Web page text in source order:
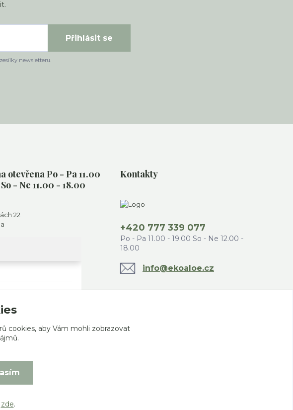
Přihlásit se
newsletteru.
otevřena Po - Pa 11.00
- Ne 11.00 - 18.00
22
Kontakty
+420 777 339 077
Po - Pa 11.00 - 19.00 So - Ne 12.00 -
18.00
info@ekoaloe.cz
cookies, aby Vám mohli zobrazovat
zde.